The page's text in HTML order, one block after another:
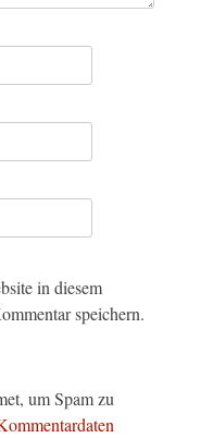
in diesem
speichern.
um Spam zu